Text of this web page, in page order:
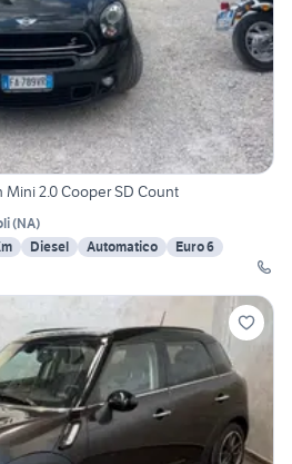
2.0 Cooper SD Count
(NA)
Diesel Automatico
Euro 6